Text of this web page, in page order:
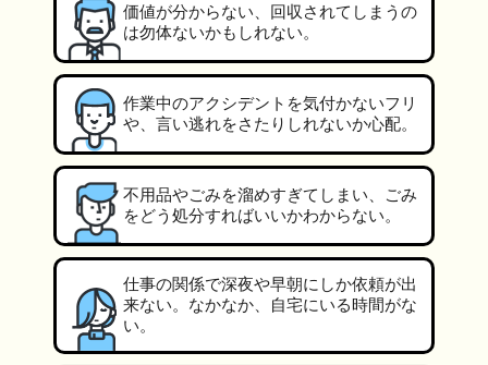
価値が分からない、回収されてしまうの
は勿体ないかもしれない。
作業中のアクシデントを気付かないフリ
や、言い逃れをさたりしれないか心配。
不用品やごみを溜めすぎてしまい、ごみ
をどう処分すればいいかわからない。
仕事の関係で深夜や早朝にしか依頼が出
来ない。なかなか、自宅にいる時間がな
い。